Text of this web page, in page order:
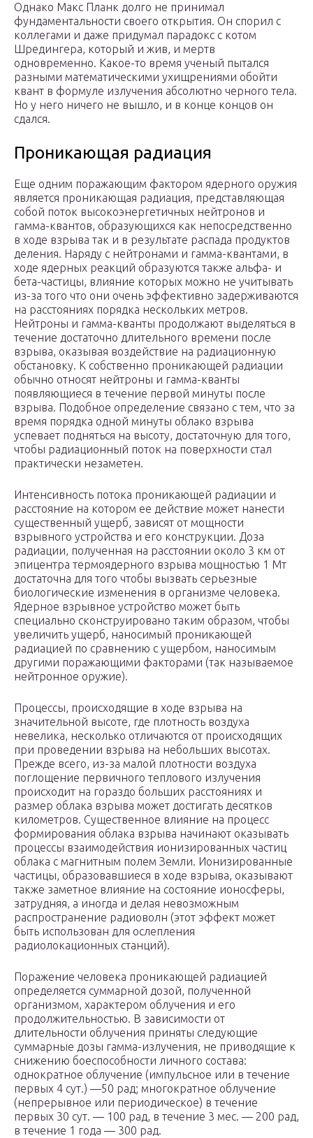
Однако Макс Планк долго не принимал
фундаментальности своего открытия. Он спорил с
коллегами и даже придумал парадокс с котом
Шредингера, который и жив, и мертв
одновременно. Какое-то время ученый пытался
разными математическими ухищрениями обойти
квант в формуле излучения абсолютно черного тела.
Но у него ничего не вышло, и в конце концов он
сдался.
Проникающая радиация
Еще одним поражающим фактором ядерного оружия
является проникающая радиация, представляющая
собой поток высокоэнергетичных нейтронов и
гамма-квантов, образующихся как непосредственно
в ходе взрыва так и в результате распада продуктов
деления. Наряду с нейтронами и гамма-квантами, в
ходе ядерных реакций образуются также альфа- и
бета-частицы, влияние которых можно не учитывать
из-за того что они очень эффективно задерживаются
на расстояниях порядка нескольких метров.
Нейтроны и гамма-кванты продолжают выделяться в
течение достаточно длительного времени после
взрыва, оказывая воздействие на радиационную
обстановку. К собственно проникающей радиации
обычно относят нейтроны и гамма-кванты
появляющиеся в течение первой минуты после
взрыва. Подобное определение связано с тем, что за
время порядка одной минуты облако взрыва
успевает подняться на высоту, достаточную для того,
чтобы радиационный поток на поверхности стал
практически незаметен.
Интенсивность потока проникающей радиации и
расстояние на котором ее действие может нанести
существенный ущерб, зависят от мощности
взрывного устройства и его конструкции. Доза
радиации, полученная на расстоянии около 3 км от
эпицентра термоядерного взрыва мощностью 1 Мт
достаточна для того чтобы вызвать серьезные
биологические изменения в организме человека.
Ядерное взрывное устройство может быть
специально сконструировано таким образом, чтобы
увеличить ущерб, наносимый проникающей
радиацией по сравнению с ущербом, наносимым
другими поражающими факторами (так называемое
нейтронное оружие).
Процессы, происходящие в ходе взрыва на
значительной высоте, где плотность воздуха
невелика, несколько отличаются от происходящих
при проведении взрыва на небольших высотах.
Прежде всего, из-за малой плотности воздуха
поглощение первичного теплового излучения
происходит на гораздо больших расстояниях и
размер облака взрыва может достигать десятков
километров. Существенное влияние на процесс
формирования облака взрыва начинают оказывать
процессы взаимодействия ионизированных частиц
облака с магнитным полем Земли. Ионизированные
частицы, образовавшиеся в ходе взрыва, оказывают
также заметное влияние на состояние ионосферы,
затрудняя, а иногда и делая невозможным
распространение радиоволн (этот эффект может
быть использован для ослепления
радиолокационных станций).
Поражение человека проникающей радиацией
определяется суммарной дозой, полученной
организмом, характером облучения и его
продолжительностью. В зависимости от
длительности облучения приняты следующие
суммарные дозы гамма-излучения, не приводящие к
снижению боеспособности личного состава:
однократное облучение (импульсное или в течение
первых 4 сут.) —50 рад; многократное облучение
(непрерывное или периодическое) в течение
первых 30 сут. — 100 рад, в течение 3 мес. — 200 рад,
в течение 1 года — 300 рад.